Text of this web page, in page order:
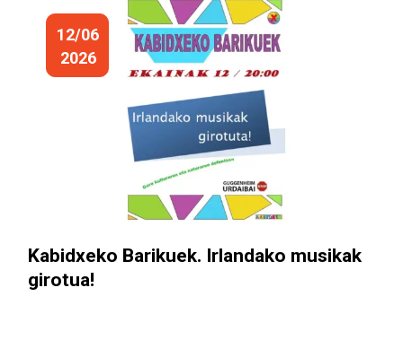
12/06
2026
Kabidxeko Barikuek. Irlandako musikak
girotua!